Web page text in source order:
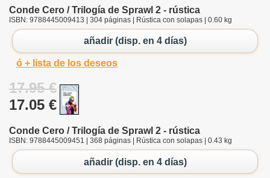
Conde Cero / Trilogía de Sprawl 2 - rústica
ISBN: 9788445009413 | 304 páginas | Rústica con solapas | 0.60 kg
añadir (disp. en 4 días)
ó + lista de los deseos
17.95 €
17.05 €
Conde Cero / Trilogía de Sprawl 2 - rústica
ISBN: 9788445009451 | 368 páginas | Rústica con solapas | 0.43 kg
añadir (disp. en 4 días)